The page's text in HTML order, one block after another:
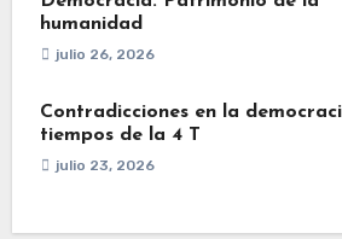
humanidad
julio 26, 2026
Contradicciones en la
tiempos de la 4 T
julio 23, 2026